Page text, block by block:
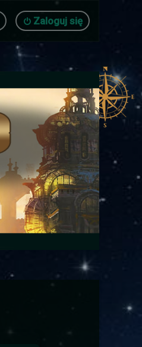
Zaloguj się